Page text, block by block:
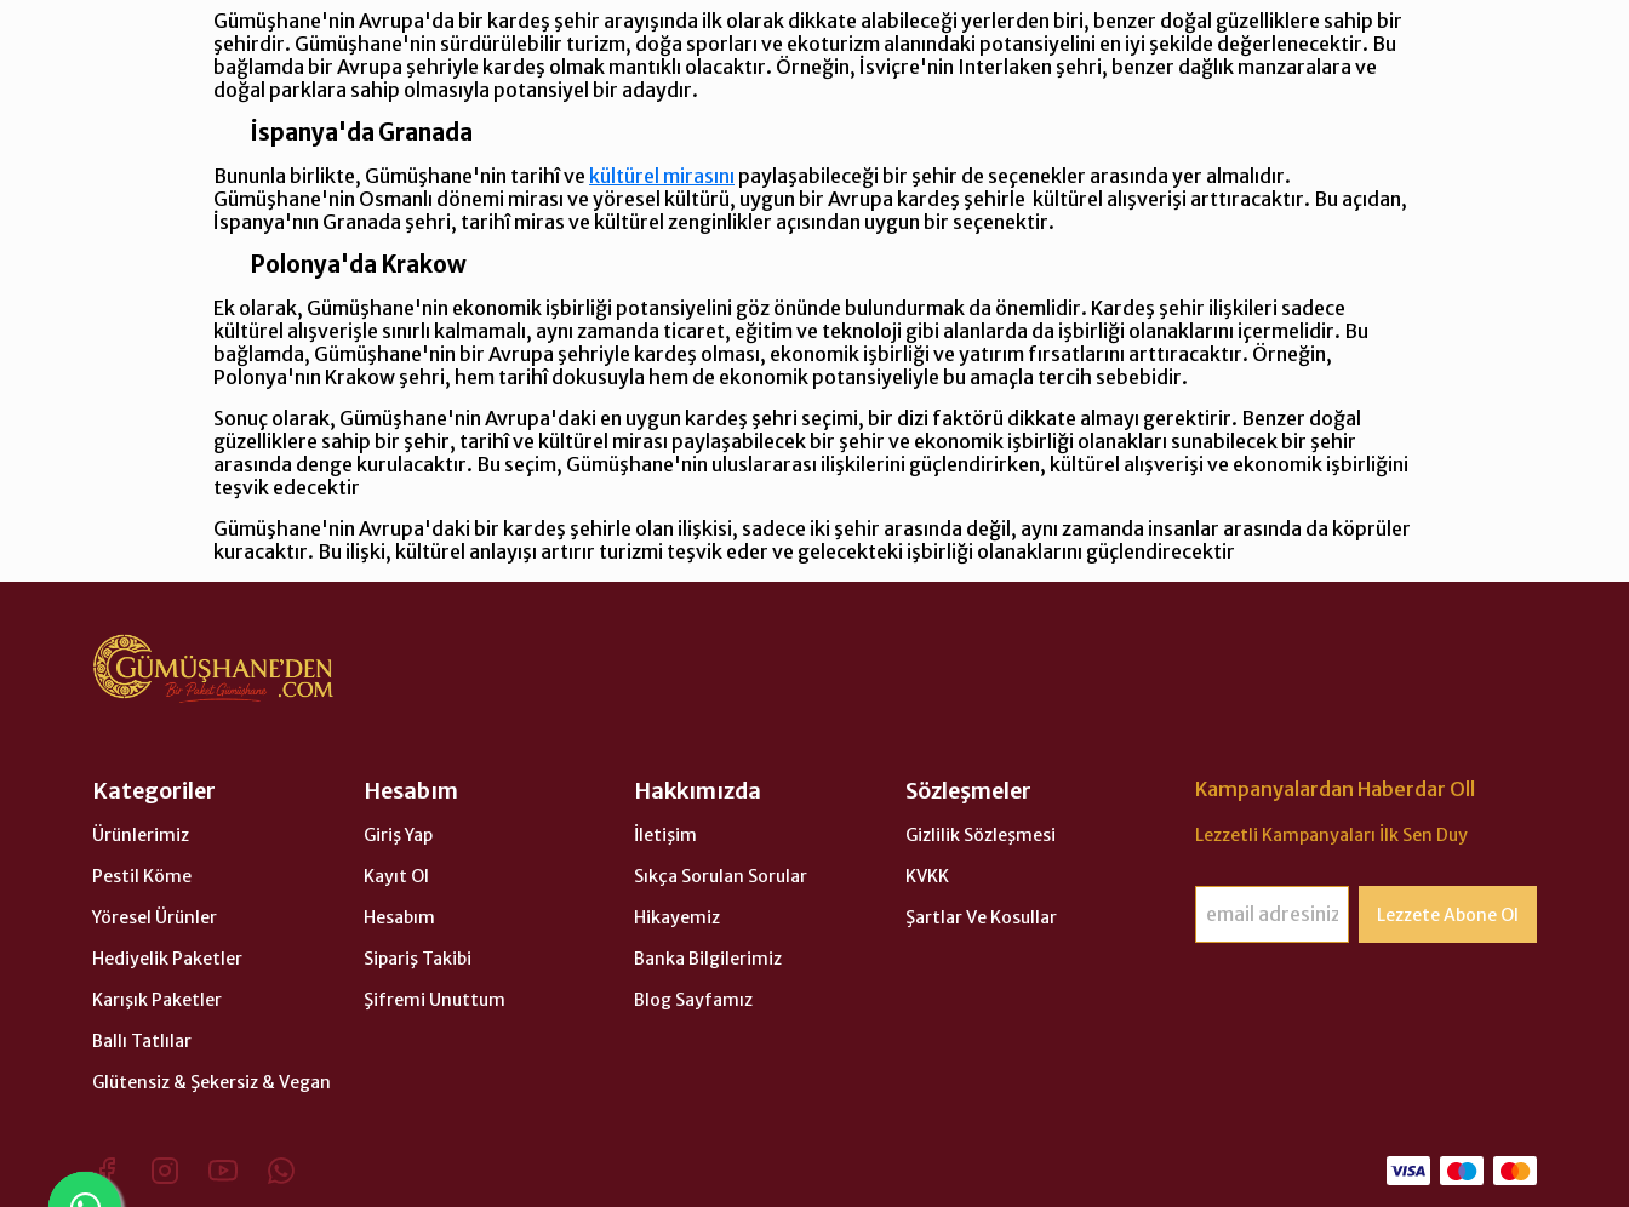
Gümüşhane'nin Avrupa'da bir kardeş şehir arayışında ilk olarak dikkate alabileceği yerlerden biri, benzer doğal güzelliklere sahip bir
şehirdir. Gümüşhane'nin sürdürülebilir turizm, doğa sporları ve ekoturizm alanındaki potansiyelini en iyi şekilde değerlenecektir. Bu
bağlamda bir Avrupa şehriyle kardeş olmak mantıklı olacaktır. Örneğin, İsviçre'nin Interlaken şehri, benzer dağlık manzaralara ve
doğal parklara sahip olmasıyla potansiyel bir adaydır.
İspanya'da Granada
Bununla birlikte, Gümüşhane'nin tarihî ve kültürel mirasını paylaşabileceği bir şehir de seçenekler arasında yer almalıdır.
Gümüşhane'nin Osmanlı dönemi mirası ve yöresel kültürü, uygun bir Avrupa kardeş şehirle kültürel alışverişi arttıracaktır. Bu açıdan,
İspanya'nın Granada şehri, tarihî miras ve kültürel zenginlikler açısından uygun bir seçenektir.
Polonya'da Krakow
Ek olarak, Gümüşhane'nin ekonomik işbirliği potansiyelini göz önünde bulundurmak da önemlidir. Kardeş şehir ilişkileri sadece
kültürel alışverişle sınırlı kalmamalı, aynı zamanda ticaret, eğitim ve teknoloji gibi alanlarda da işbirliği olanaklarını içermelidir. Bu
bağlamda, Gümüşhane'nin bir Avrupa şehriyle kardeş olması, ekonomik işbirliği ve yatırım fırsatlarını arttıracaktır. Örneğin,
Polonya'nın Krakow şehri, hem tarihî dokusuyla hem de ekonomik potansiyeliyle bu amaçla tercih sebebidir.
Sonuç olarak, Gümüşhane'nin Avrupa'daki en uygun kardeş şehri seçimi, bir dizi faktörü dikkate almayı gerektirir. Benzer doğal
güzelliklere sahip bir şehir, tarihî ve kültürel mirası paylaşabilecek bir şehir ve ekonomik işbirliği olanakları sunabilecek bir şehir
arasında denge kurulacaktır. Bu seçim, Gümüşhane'nin uluslararası ilişkilerini güçlendirirken, kültürel alışverişi ve ekonomik işbirliğini
teşvik edecektir
Gümüşhane'nin Avrupa'daki bir kardeş şehirle olan ilişkisi, sadece iki şehir arasında değil, aynı zamanda insanlar arasında da köprüler
kuracaktır. Bu ilişki, kültürel anlayışı artırır turizmi teşvik eder ve gelecekteki işbirliği olanaklarını güçlendirecektir
Kategoriler
Ürünlerimiz
Pestil Köme
Yöresel Ürünler
Hediyelik Paketler
Karışık Paketler
Ballı Tatlılar
Glütensiz & Şekersiz & Vegan
Hesabım
Giriş Yap
Kayıt Ol
Hesabım
Sipariş Takibi
Şifremi Unuttum
Hakkımızda
İletişim
Sıkça Sorulan Sorular
Hikayemiz
Banka Bilgilerimiz
Blog Sayfamız
Sözleşmeler
Gizlilik Sözleşmesi
KVKK
Şartlar Ve Kosullar
Kampanyalardan Haberdar Oll
Lezzetli Kampanyaları İlk Sen Duy
Lezzete Abone Ol